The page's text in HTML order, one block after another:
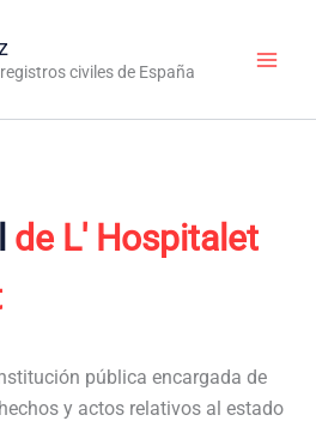
civiles de España
de L' Hospitalet
pública encargada de
y actos relativos al estado